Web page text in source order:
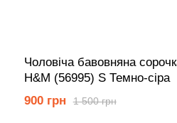
Чоловіча бавовняна
Н&М (56995) S Темно-сіра
1 500 грн
900 грн